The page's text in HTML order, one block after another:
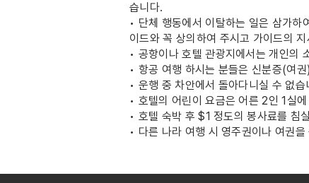
습니다.
• 단체 행동에서 이탈하는 일은 삼가
이드와 꼭 상의하여 주시고 가이드의
• 공항이나 호텔 관광지에서는 개인의
• 항공 여행 하시는 분들은 신분증(여
• 운행 중 차안에서 돌아다니실 수 없
• 호텔의 어린이 요금은 어른 2인 1실
• 호텔 숙박 후 $1 정도의 봉사료를 침
• 다른 나라 여행 시 영주권이나 여권